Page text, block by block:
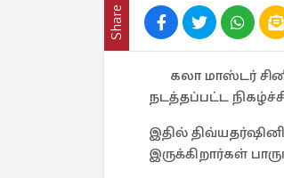
Share
கலா மாஸ்டர்
நடத்தப்பட்ட
இதில்
இருக்கிறார்கள்